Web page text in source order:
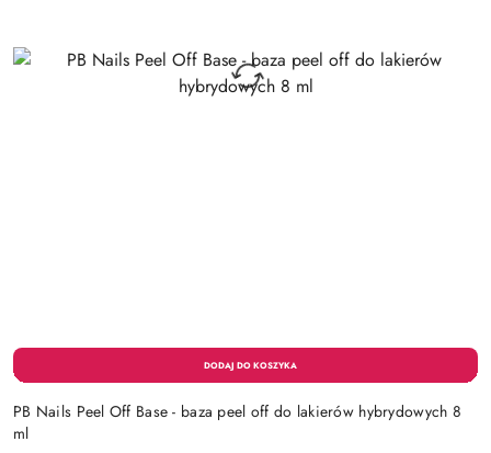
PB Nails Peel Off Base - baza peel off do lakierów hybrydowych 8
ml